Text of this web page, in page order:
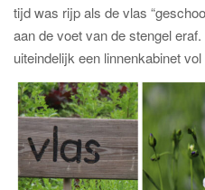
tijd was rijp als de vlas
aan de voet van de stengel
uiteindelijk een linnenkabinet